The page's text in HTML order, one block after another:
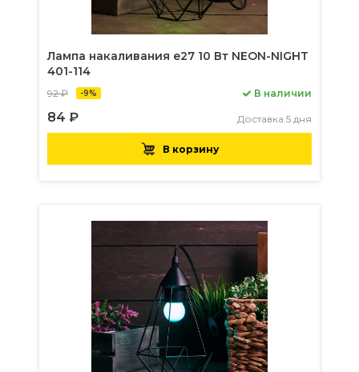
Лампа накаливания e27 10 Вт NEON-NIGHT
401-114
92 ₽ -9%
84 ₽
В наличии
Доставка 5 дня
В корзину